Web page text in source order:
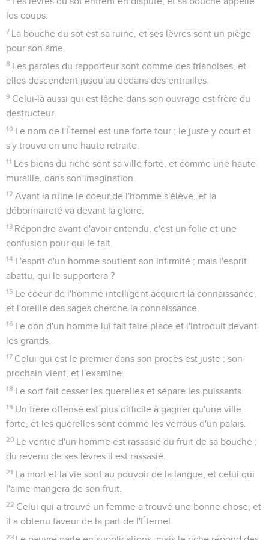
les coups.
7 La bouche du sot est sa ruine, et ses lèvres sont un piège
pour son âme.
8 Les paroles du rapporteur sont comme des friandises, et
elles descendent jusqu'au dedans des entrailles.
9 Celui-là aussi qui est lâche dans son ouvrage est frère du
destructeur.
10 Le nom de l'Éternel est une forte tour ; le juste y court et
s'y trouve en une haute retraite.
11 Les biens du riche sont sa ville forte, et comme une haute
muraille, dans son imagination.
12 Avant la ruine le coeur de l'homme s'élève, et la
débonnaireté va devant la gloire.
13 Répondre avant d'avoir entendu, c'est un folie et une
confusion pour qui le fait.
14 L'esprit d'un homme soutient son infirmité ; mais l'esprit
abattu, qui le supportera ?
15 Le coeur de l'homme intelligent acquiert la connaissance,
et l'oreille des sages cherche la connaissance.
16 Le don d'un homme lui fait faire place et l'introduit devant
les grands.
17 Celui qui est le premier dans son procès est juste ; son
prochain vient, et l'examine.
18 Le sort fait cesser les querelles et sépare les puissants.
19 Un frère offensé est plus difficile à gagner qu'une ville
forte, et les querelles sont comme les verrous d'un palais.
20 Le ventre d'un homme est rassasié du fruit de sa bouche ;
du revenu de ses lèvres il est rassasié.
21 La mort et la vie sont au pouvoir de la langue, et celui qui
l'aime mangera de son fruit.
22 Celui qui a trouvé un femme a trouvé une bonne chose, et
il a obtenu faveur de la part de l'Éternel.
23